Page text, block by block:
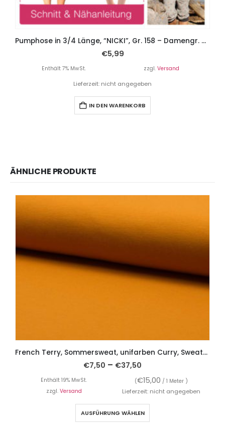
Pumphose in 3/4 Länge, “NICKI”, Gr. 158 – Damengr. 46 – 2 Schnitte
€5,99
Enthält 7% MwSt. zzgl. Versand
Lieferzeit: nicht angegeben
IN DEN WARENKORB
ÄHNLICHE PRODUKTE
French Terry, Sommersweat, unifarben Curry, Sweatshirtstoff
€7,50 – €37,50
Enthält 19% MwSt. (€15,00 / 1 Meter )
zzgl. Versand Lieferzeit: nicht angegeben
AUSFÜHRUNG WÄHLEN